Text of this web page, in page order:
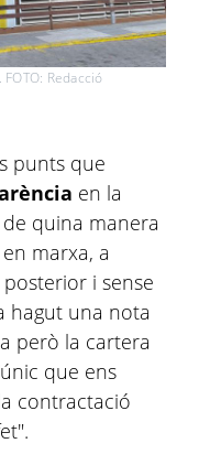
Redacció
punts que
en la
quina manera
marxa, a
i sense
hagut una nota
però la cartera
que ens
contractació